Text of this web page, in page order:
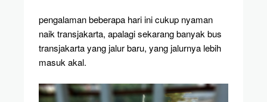
pengalaman beberapa hari ini cukup nyaman
naik transjakarta, apalagi sekarang banyak bus
transjakarta yang jalur baru, yang jalurnya lebih
masuk akal.